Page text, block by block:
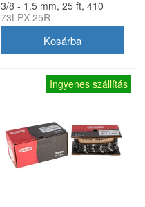
3/8 - 1.5 mm, 25 ft, 410
szem
73LPX-25R
Ingyenes szállítás